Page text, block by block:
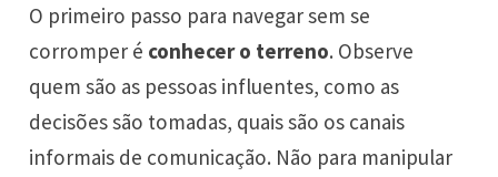
O primeiro passo para navegar sem se
corromper é conhecer o terreno. Observe
quem são as pessoas influentes, como as
decisões são tomadas, quais são os canais
informais de comunicação. Não para manipular